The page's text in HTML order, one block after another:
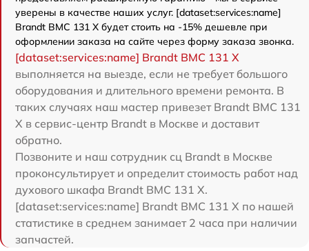
уверены в качестве наших услуг. [dataset:services:name]
Brandt BMC 131 X будет стоить на -15% дешевле при
оформлении заказа на сайте через форму заказа звонка.
[dataset:services:name] Brandt BMC 131 X
выполняется на выезде, если не требует большого
оборудования и длительного времени ремонта. В
таких случаях наш мастер привезет Brandt BMC 131
X в сервис-центр Brandt в Москве и доставит
обратно.
Позвоните и наш сотрудник сц Brandt в Москве
проконсультирует и определит стоимость работ над
духового шкафа Brandt BMC 131 X.
[dataset:services:name] Brandt BMC 131 X по нашей
статистике в среднем занимает 2 часа при наличии
запчастей.